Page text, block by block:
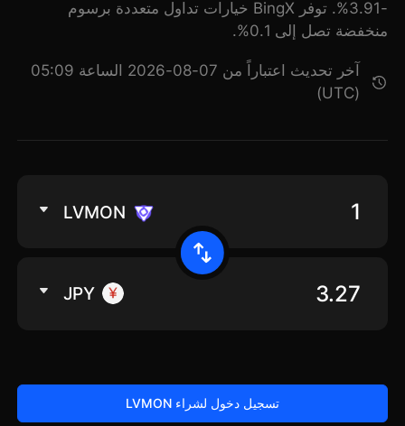
-3.91%. توفر BingX خيارات تداول متعددة برسوم
منخفضة تصل إلى 0.1%.
آخر تحديث اعتباراً من 07-08-2026 الساعة 05:09
(UTC)
LVMON
JPY
تسجيل دخول لشراء LVMON